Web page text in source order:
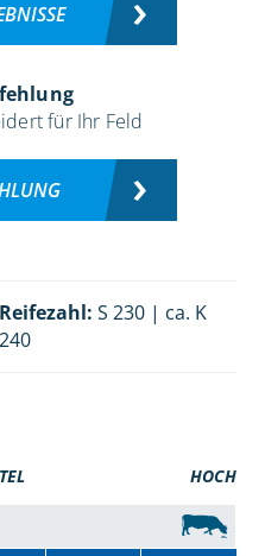
für Ihr Feld
Reifezahl: S 230 | ca. K
240
HOCH